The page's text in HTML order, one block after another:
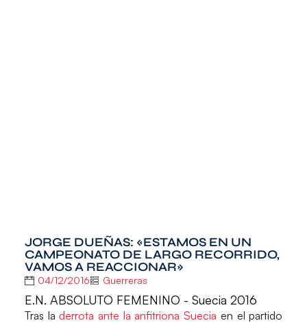
JORGE DUEÑAS: «ESTAMOS EN UN
CAMPEONATO DE LARGO RECORRIDO,
VAMOS A REACCIONAR»
04/12/2016 Guerreras
E.N. ABSOLUTO FEMENINO - Suecia 2016
Tras laderrota ante la anfitriona Suecia en el partido